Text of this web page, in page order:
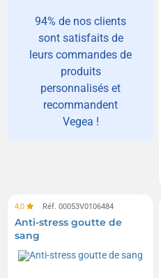
94% de nos clients
sont satisfaits de
leurs commandes de
produits
personnalisés et
recommandent
Vegea !
4,0 Réf. 00053V0106484
Anti-stress goutte de
sang